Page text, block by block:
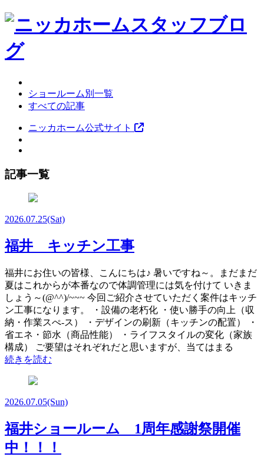
ショールーム別一覧
すべての記事
ニッカホーム公式サイト
記事一覧
2026.07.25(Sat)
福井 キッチン工事
福井にお住いの皆様、こんにちは♪ 暑いですね～。まだまだ
夏はこれからが本番なので体調管理には気を付けて いきま
しょう～(@^^)/~~~ 今回ご紹介させていただく案件はキッチ
ン工事になります。 ・設備の老朽化 ・使い勝手の向上（収
納・作業スぺ-ス） ・デザインの刷新（キッチンの配置） ・
省エネ・節水（商品性能） ・ライフスタイルの変化（家族
構成） ご要望はそれぞれだと思いますが、当てはまる
続きを読む
2026.07.05(Sun)
福井ショールーム 1周年感謝祭開催
中！！！